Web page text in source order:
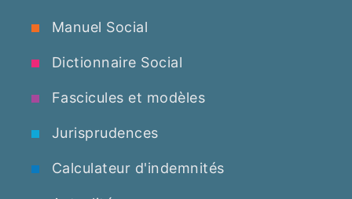
Manuel Social
Dictionnaire Social
Fascicules et modèles
Jurisprudences
Calculateur d'indemnités